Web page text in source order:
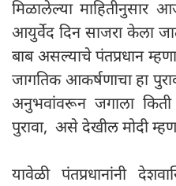
मिळालेल्या
आयुर्वेद दिन साजरा केला
बाब असल्याचे पंतप्रधान
जागतिक आकर्षणाचा हा
अनुभवांवरून जगाला
पुरावा, असे देखील मोदी
यावेळी पंतप्रधानांनी